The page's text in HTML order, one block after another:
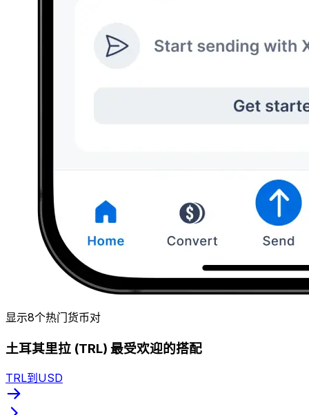
显示8个热门货币对
土耳其里拉 (TRL) 最受欢迎的搭配
TRL到USD